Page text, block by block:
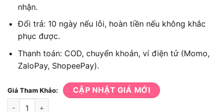
nhận.
Đổi trả: 10 ngày nếu lỗi, hoàn tiền nếu không khắc
phục được.
Thanh toán: COD, chuyển khoản, ví điện tử (Momo,
ZaloPay, ShopeePay).
Giá Tham Khảo: CẬP NHẬT GIÁ MỚI
Máy vặn vít Dekton D16 VT55PRO số lượng